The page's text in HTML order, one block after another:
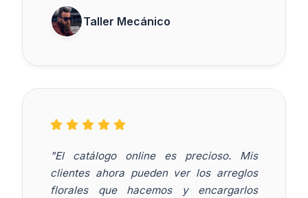
Taller Mecánico
"El catálogo online es precioso. Mis
clientes ahora pueden ver los arreglos
florales que hacemos y encargarlos